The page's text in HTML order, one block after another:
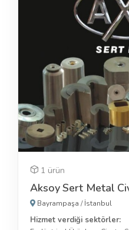
1 ürün
Aksoy Sert Metal
Bayrampaşa /İstanbul
Hizmet verdiği sektörler: